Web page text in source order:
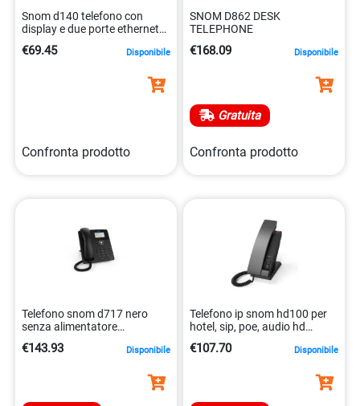
comunicazione di cui hai bisogno.
Snom d140 telefono con
display e due porte ethernet
€69.45 Disponibile
Confronta prodotto
SNOM D862 DESK
TELEPHONE
€168.09 Disponibile
Gratuita
Confronta prodotto
Telefono snom d717 nero
senza alimentatore
€143.93 Disponibile
Telefono ip snom hd100 per
hotel, sip, poe, audio hd
€107.70 Disponibile